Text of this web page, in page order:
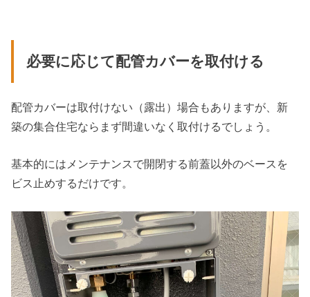
必要に応じて配管カバーを取付ける
配管カバーは取付けない（露出）場合もありますが、新
築の集合住宅ならまず間違いなく取付けるでしょう。
基本的にはメンテナンスで開閉する前蓋以外のベースを
ビス止めするだけです。